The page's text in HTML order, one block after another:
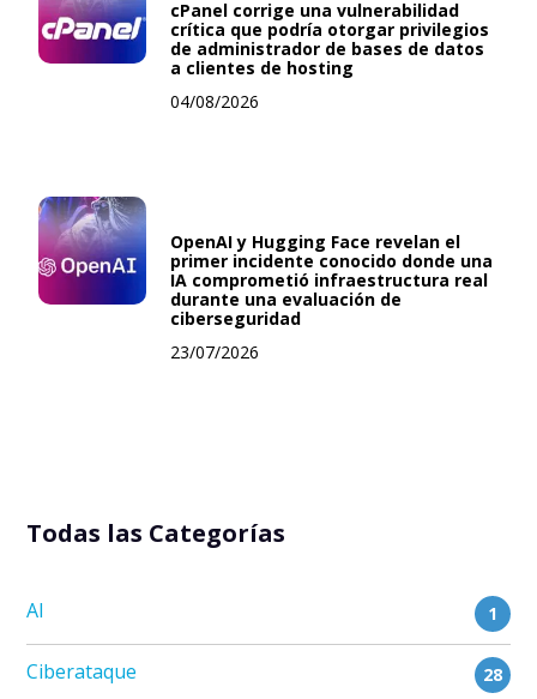
cPanel corrige una vulnerabilidad
crítica que podría otorgar privilegios
de administrador de bases de datos
a clientes de hosting
04/08/2026
OpenAI y Hugging Face revelan el
primer incidente conocido donde una
IA comprometió infraestructura real
durante una evaluación de
ciberseguridad
23/07/2026
Todas las Categorías
AI 1
Ciberataque 28